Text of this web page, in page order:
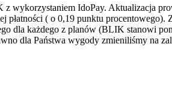
wykorzystaniem IdoPay. Aktualizacja
( o 0,19 punktu procentowego).
dla każdego z planów (BLIK stanowi
dla Państwa wygody zmieniliśmy na